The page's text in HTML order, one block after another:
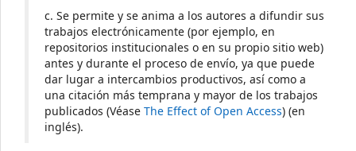
c. Se permite y se anima a los autores a difundir sus
trabajos electrónicamente (por ejemplo, en
repositorios institucionales o en su propio sitio web)
antes y durante el proceso de envío, ya que puede
dar lugar a intercambios productivos, así como a
una citación más temprana y mayor de los trabajos
publicados (Véase The Effect of Open Access) (en
inglés).